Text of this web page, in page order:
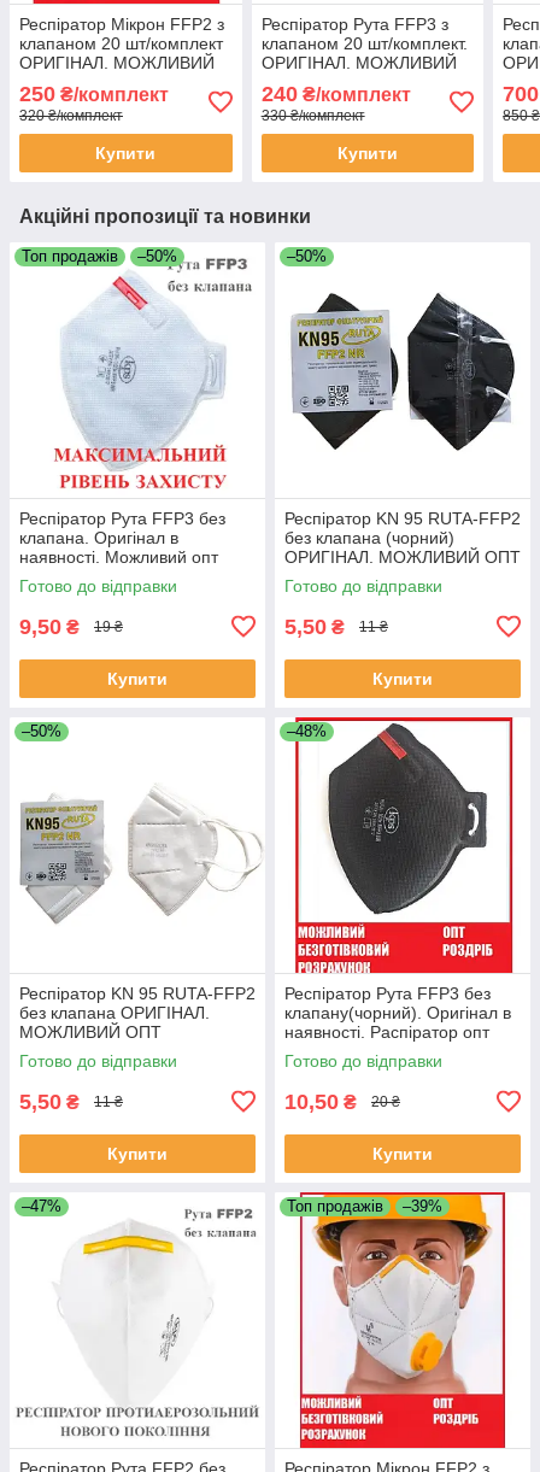
Респіратор Мікрон FFP2 з
клапаном 20 шт/комплект
ОРИГІНАЛ. МОЖЛИВИЙ
250 ₴/комплект
320 ₴/комплект
Купити
Респіратор Рута FFP3 з
клапаном 20 шт/комплект.
ОРИГІНАЛ. МОЖЛИВИЙ
240₴/комплект
330 ₴/комплект
Купити
700
850
Акційні пропозиції та новинки
Топ продажів –50%
Респіратор Рута FFP3 без
клапана. Оригінал в
наявності. Можливий опт
Готово до відправки
9,50 ₴ 19 ₴
Купити
–50%
Респіратор KN 95 RUTA-FFP2
без клапана (чорний)
ОРИГІНАЛ. МОЖЛИВИЙ ОПТ
Готово до відправки
5,50 ₴ 11 ₴
Купити
–50%
Респіратор KN 95 RUTA-FFP2
без клапана ОРИГІНАЛ.
МОЖЛИВИЙ ОПТ
Готово до відправки
5,50 ₴ 11 ₴
Купити
–48%
Респіратор Рута FFP3 без
клапану(чорний). Оригінал в
наявності. Распіратор опт
Готово до відправки
10,50 ₴ 20 ₴
Купити
–47%
Респіратор Рута FFP2 без
Топ продажів –39%
Респіратор Мікрон FFP2 з